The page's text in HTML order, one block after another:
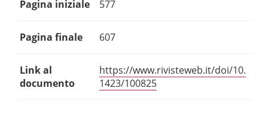
Pagina iniziale 577
Pagina finale 607
Link al
documento
https://www.rivisteweb.it/doi/10.
1423/100825